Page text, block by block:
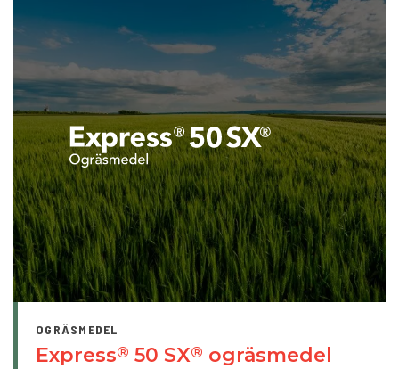
OGRÄSMEDEL
Express® 50 SX® ogräsmedel